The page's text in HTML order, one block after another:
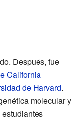
Después, fue
California
de Harvard.
molecular y
estudiantes